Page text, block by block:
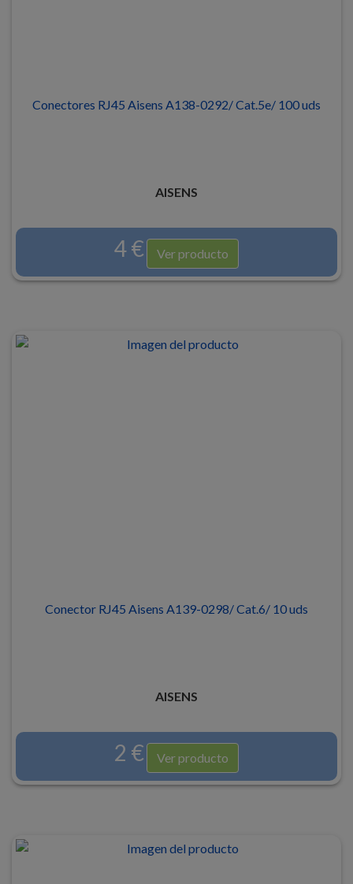
Conectores RJ45 Aisens A138-0292/ Cat.5e/ 100 uds
AISENS
4 € Ver producto
Conector RJ45 Aisens A139-0298/ Cat.6/ 10 uds
AISENS
2 € Ver producto